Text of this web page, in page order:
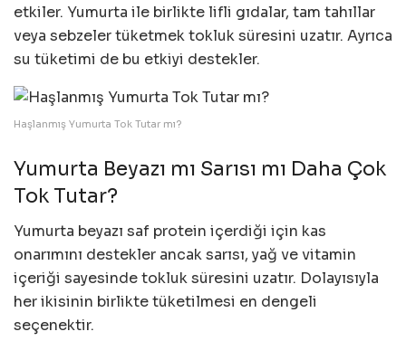
etkiler. Yumurta ile birlikte lifli gıdalar, tam tahıllar
veya sebzeler tüketmek tokluk süresini uzatır. Ayrıca
su tüketimi de bu etkiyi destekler.
Haşlanmış Yumurta Tok Tutar mı?
Yumurta Beyazı mı Sarısı mı Daha Çok
Tok Tutar?
Yumurta beyazı saf protein içerdiği için kas
onarımını destekler ancak sarısı, yağ ve vitamin
içeriği sayesinde tokluk süresini uzatır. Dolayısıyla
her ikisinin birlikte tüketilmesi en dengeli
seçenektir.